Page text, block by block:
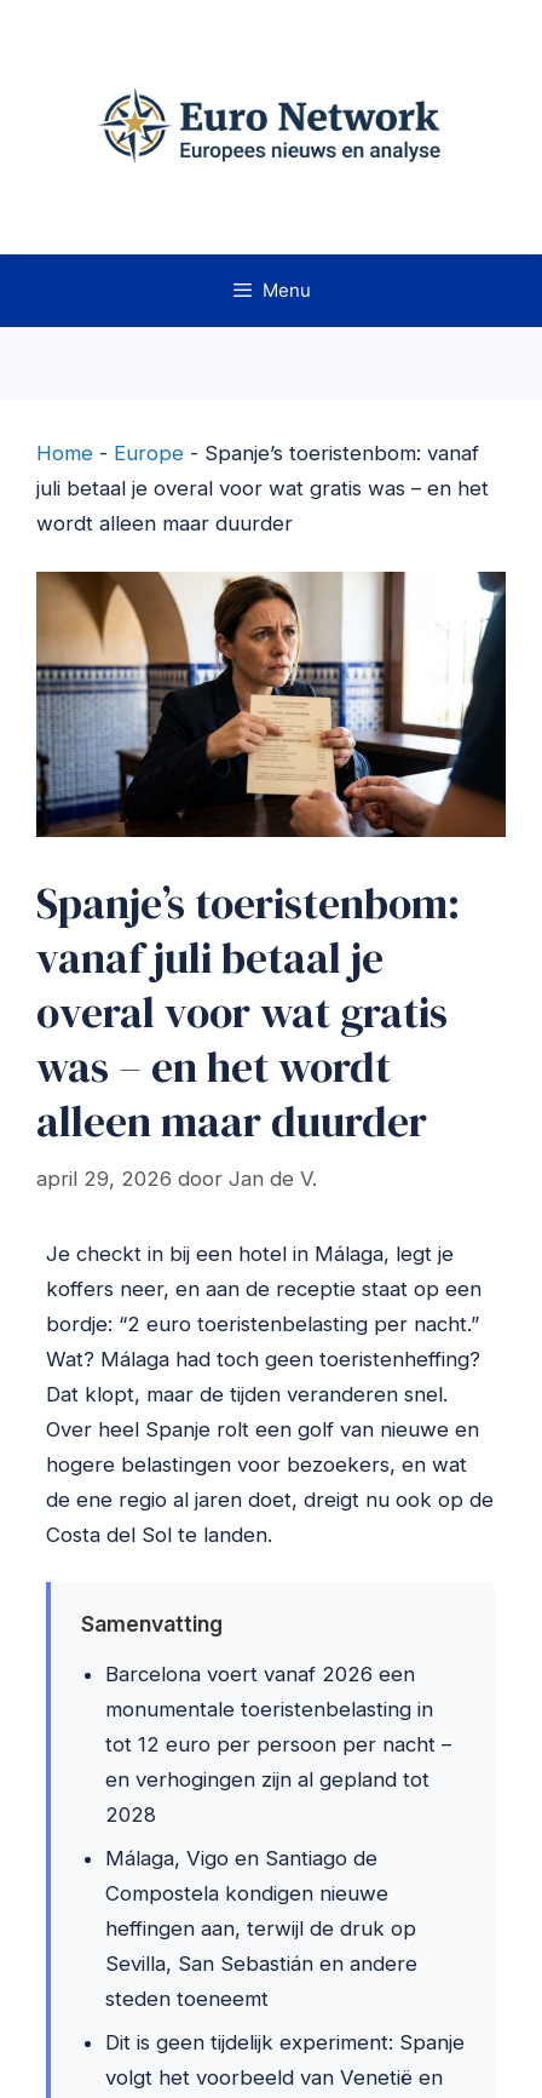
Menu
Home - Europe - Spanje’s toeristenbom: vanaf
juli betaal je overal voor wat gratis was – en het
wordt alleen maar duurder
Spanje’s toeristenbom:
vanaf juli betaal je
overal voor wat gratis
was – en het wordt
alleen maar duurder
april 29, 2026 door Jan de V.
Je checkt in bij een hotel in Málaga, legt je
koffers neer, en aan de receptie staat op een
bordje: “2 euro toeristenbelasting per nacht.”
Wat? Málaga had toch geen toeristen­heffing?
Dat klopt, maar de tijden veranderen snel.
Over heel Spanje rolt een golf van nieuwe en
hogere belastingen voor bezoekers, en wat
de ene regio al jaren doet, dreigt nu ook op de
Costa del Sol te landen.
Samenvatting
Barcelona voert vanaf 2026 een
monumentale toeristenbelasting in
tot 12 euro per persoon per nacht –
en verhogingen zijn al gepland tot
2028
Málaga, Vigo en Santiago de
Compostela kondigen nieuwe
heffingen aan, terwijl de druk op
Sevilla, San Sebastián en andere
steden toeneemt
Dit is geen tijdelijk experiment: Spanje
volgt het voorbeeld van Venetië en